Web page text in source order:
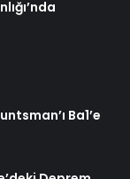
Ba1’e